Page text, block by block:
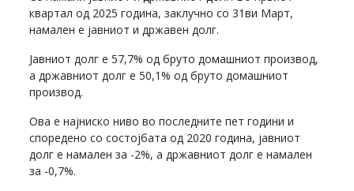
квартал од 2025 година, заклучно со 31ви Март,
намален е јавниот и државен долг.
Јавниот долг е 57,7% од бруто домашниот производ,
а државниот долг е 50,1% од бруто домашниот
производ.
Ова е најниско ниво во последните пет години и
споредено со состојбата од 2020 година, јавниот
долг е намален за -2%, а државниот долг е намален
за -0,7%.